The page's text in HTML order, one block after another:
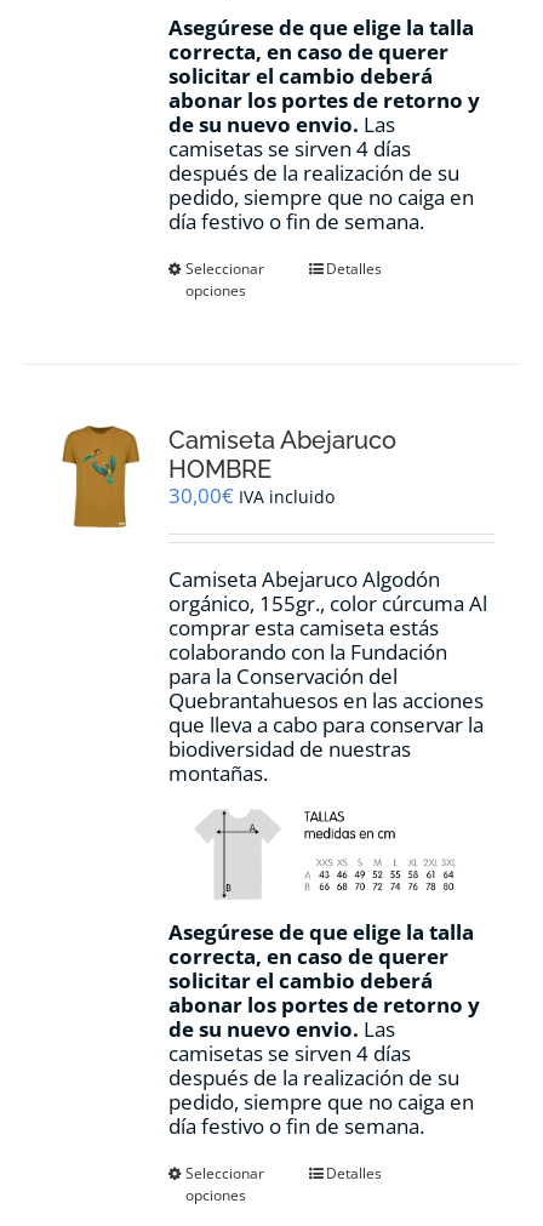
Asegúrese de que elige la talla
correcta, en caso de querer
solicitar el cambio deberá
abonar los portes de retorno y
de su nuevo envio. Las
camisetas se sirven 4 días
después de la realización de su
pedido, siempre que no caiga en
día festivo o fin de semana.
Seleccionar
opciones
Este
se
elegir
en
la
de
producto
Detalles
Camiseta Abejaruco
HOMBRE
30,00€ IVA incluido
Camiseta Abejaruco Algodón
orgánico, 155gr., color cúrcuma Al
comprar esta camiseta estás
colaborando con la Fundación
para la Conservación del
Quebrantahuesos en las acciones
que lleva a cabo para conservar la
biodiversidad de nuestras
montañas.
Asegúrese de que elige la talla
correcta, en caso de querer
solicitar el cambio deberá
abonar los portes de retorno y
de su nuevo envio. Las
camisetas se sirven 4 días
después de la realización de su
pedido, siempre que no caiga en
día festivo o fin de semana.
Seleccionar
opciones
EsteDetalles